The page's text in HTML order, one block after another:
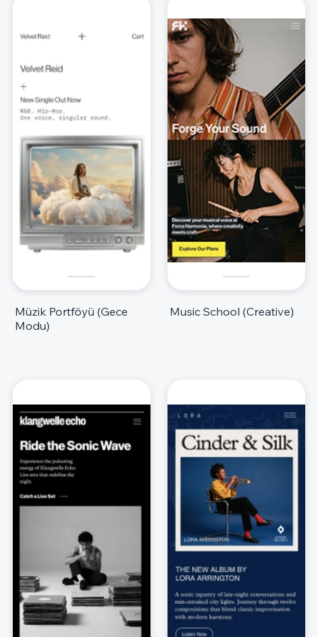
Müzik Portföyü (Gece
Modu)
Music School (Creative)